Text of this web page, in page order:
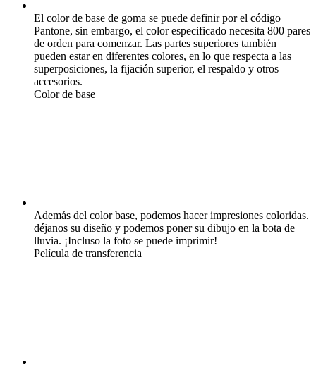
El color de base de goma se puede definir por el código
Pantone, sin embargo, el color especificado necesita 800 pares
de orden para comenzar. Las partes superiores también
pueden estar en diferentes colores, en lo que respecta a las
superposiciones, la fijación superior, el respaldo y otros
accesorios.
Color de base
Además del color base, podemos hacer impresiones coloridas.
déjanos su diseño y podemos poner su dibujo en la bota de
lluvia. ¡Incluso la foto se puede imprimir!
Película de transferencia